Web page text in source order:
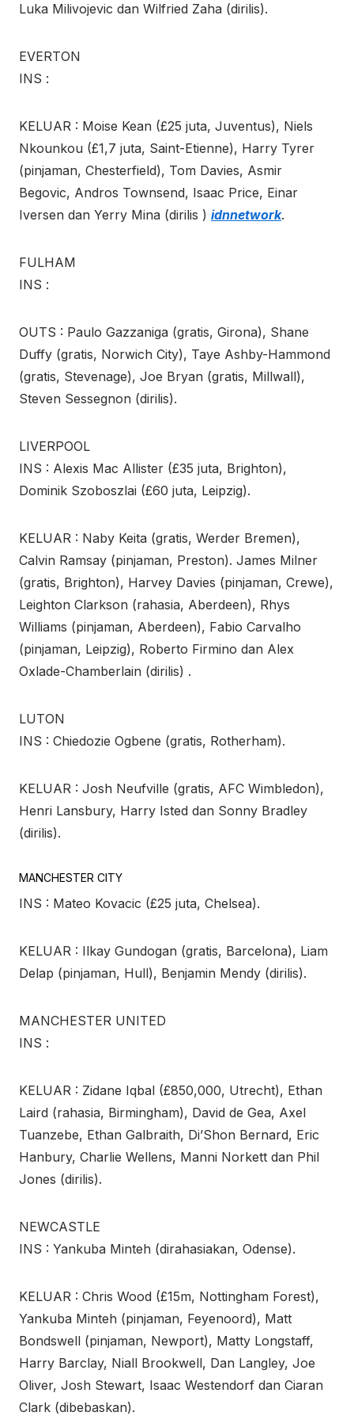
Luka Milivojevic dan Wilfried Zaha (dirilis).
EVERTON
INS :
KELUAR : Moise Kean (£25 juta, Juventus), Niels
Nkounkou (£1,7 juta, Saint-Etienne), Harry Tyrer
(pinjaman, Chesterfield), Tom Davies, Asmir
Begovic, Andros Townsend, Isaac Price, Einar
Iversen dan Yerry Mina (dirilis ) idnnetwork.
FULHAM
INS :
OUTS : Paulo Gazzaniga (gratis, Girona), Shane
Duffy (gratis, Norwich City), Taye Ashby-Hammond
(gratis, Stevenage), Joe Bryan (gratis, Millwall),
Steven Sessegnon (dirilis).
LIVERPOOL
INS : Alexis Mac Allister (£35 juta, Brighton),
Dominik Szoboszlai (£60 juta, Leipzig).
KELUAR : Naby Keita (gratis, Werder Bremen),
Calvin Ramsay (pinjaman, Preston). James Milner
(gratis, Brighton), Harvey Davies (pinjaman, Crewe),
Leighton Clarkson (rahasia, Aberdeen), Rhys
Williams (pinjaman, Aberdeen), Fabio Carvalho
(pinjaman, Leipzig), Roberto Firmino dan Alex
Oxlade-Chamberlain (dirilis) .
LUTON
INS : Chiedozie Ogbene (gratis, Rotherham).
KELUAR : Josh Neufville (gratis, AFC Wimbledon),
Henri Lansbury, Harry Isted dan Sonny Bradley
(dirilis).
MANCHESTER CITY
INS : Mateo Kovacic (£25 juta, Chelsea).
KELUAR : Ilkay Gundogan (gratis, Barcelona), Liam
Delap (pinjaman, Hull), Benjamin Mendy (dirilis).
MANCHESTER UNITED
INS :
KELUAR : Zidane Iqbal (£850,000, Utrecht), Ethan
Laird (rahasia, Birmingham), David de Gea, Axel
Tuanzebe, Ethan Galbraith, Di’Shon Bernard, Eric
Hanbury, Charlie Wellens, Manni Norkett dan Phil
Jones (dirilis).
NEWCASTLE
INS : Yankuba Minteh (dirahasiakan, Odense).
KELUAR : Chris Wood (£15m, Nottingham Forest),
Yankuba Minteh (pinjaman, Feyenoord), Matt
Bondswell (pinjaman, Newport), Matty Longstaff,
Harry Barclay, Niall Brookwell, Dan Langley, Joe
Oliver, Josh Stewart, Isaac Westendorf dan Ciaran
Clark (dibebaskan).